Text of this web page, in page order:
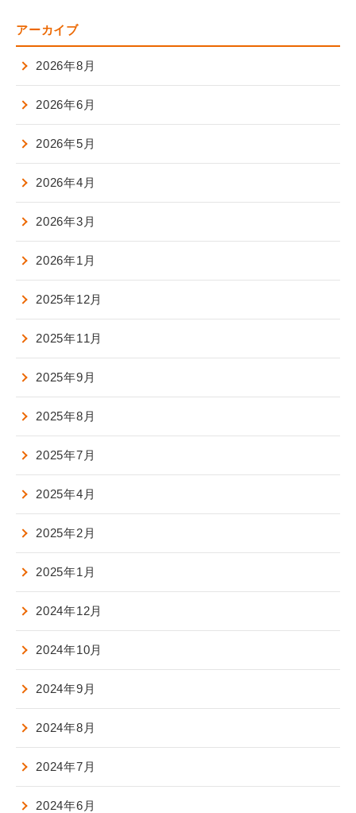
アーカイブ
2026年8月
2026年6月
2026年5月
2026年4月
2026年3月
2026年1月
2025年12月
2025年11月
2025年9月
2025年8月
2025年7月
2025年4月
2025年2月
2025年1月
2024年12月
2024年10月
2024年9月
2024年8月
2024年7月
2024年6月